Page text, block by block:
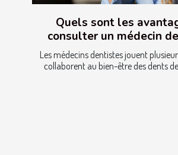
Quels sont les
consulter un médecin
Les médecins dentistes jouent
collaborent au bien-être des dents